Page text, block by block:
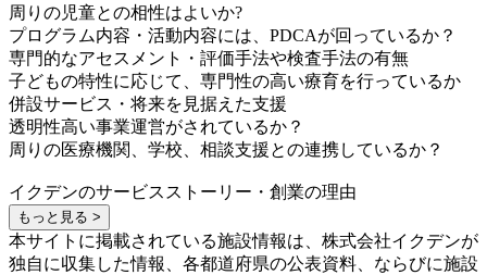
周りの児童との相性はよいか?
プログラム内容・活動内容には、PDCAが回っているか？
専門的なアセスメント・評価手法や検査手法の有無
子どもの特性に応じて、専門性の高い療育を行っているか
併設サービス・将来を見据えた支援
透明性高い事業運営がされているか？
周りの医療機関、学校、相談支援との連携しているか？
イクデンのサービスストーリー・創業の理由
もっと見る >
本サイトに掲載されている施設情報は、株式会社イクデンが
独自に収集した情報、各都道府県の公表資料、ならびに施設